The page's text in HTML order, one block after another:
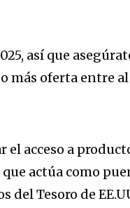
así que
más oferta entre al
el acceso a
actúa como
Tesoro de